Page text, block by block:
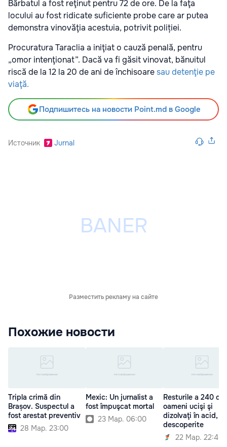
Bărbatul a fost reţinut pentru 72 de ore. De la faţa
locului au fost ridicate suficiente probe care ar putea
demonstra vinovăţia acestuia, potrivit poliției.
Procuratura Taraclia a iniţiat o cauză penală, pentru
„omor intenţionat”. Dacă va fi găsit vinovat, bănuitul
riscă de la 12 la 20 de ani de închisoaresau detenţie pe
viaţă.
Подпишитесь на новости Point.md в Google
Источник Jurnal
Разместить рекламу на сайте
Похожие новости
Tripla crimă din
Brașov. Suspectul a
fost arestat preventiv
28 Мар. 23:00
Mexic: Un jurnalist a
fost împuşcat mortal
23 Мар. 06:00
Resturile a 240 de
oameni ucişi şi
dizolvaţi în acid,
descoperite
22 Мар. 22:46